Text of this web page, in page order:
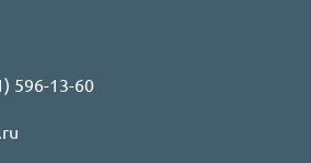
596-13-60